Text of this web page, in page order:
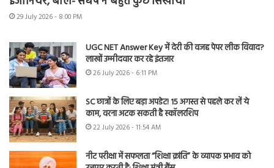
29 July 2026 - 8:00 PM
UGC NET Answer Key में देरी की वजह पेपर लीक विवाद?
लाखों उम्मीदवार कर रहे इंतजार
26 July 2026 - 6:11 PM
SC छात्रों के लिए बड़ा अपडेट! 15 अगस्त से पहले कर लें ये
काम, वरना अटक सकती है स्कॉलरशिप
22 July 2026 - 11:54 AM
नीट परीक्षा में सफलता “शिक्षा क्रांति” के व्यापक प्रभाव को